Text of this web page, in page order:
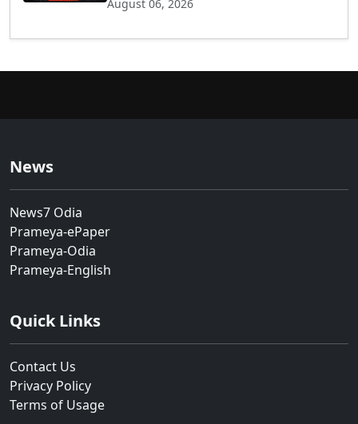
August 06, 2026
News
News7 Odia
Prameya-ePaper
Prameya-Odia
Prameya-English
Quick Links
Contact Us
Privacy Policy
Terms of Usage